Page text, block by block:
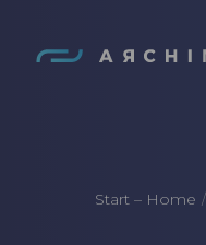
Start – Home /